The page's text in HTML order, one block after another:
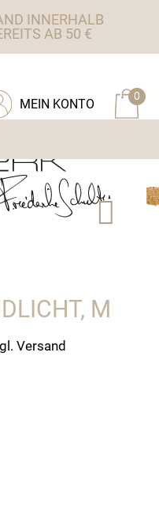
INNERHALB
AB 50 €
0
MEIN KONTO
M
Versand